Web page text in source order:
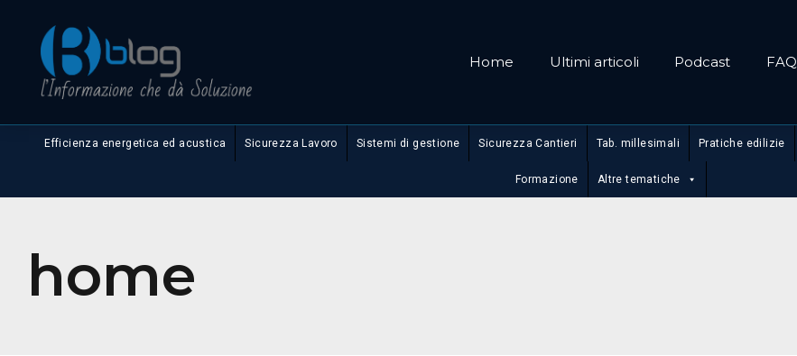
Home Ultimi articoli Podcast FAQ
Efficienza energetica ed acustica Sicurezza Lavoro Sistemi di gestione Sicurezza Cantieri Tab. millesimali Pratiche edilizie
Formazione Altre tematiche
home